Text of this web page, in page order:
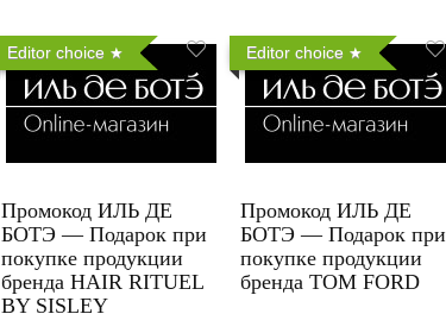
Editor choice
Промокод ИЛЬ ДЕ
БОТЭ — Подарок при
покупке продукции
бренда HAIR RITUEL
BY SISLEY
Editor choice
Промокод ИЛЬ ДЕ
БОТЭ — Подарок при
покупке продукции
бренда TOM FORD